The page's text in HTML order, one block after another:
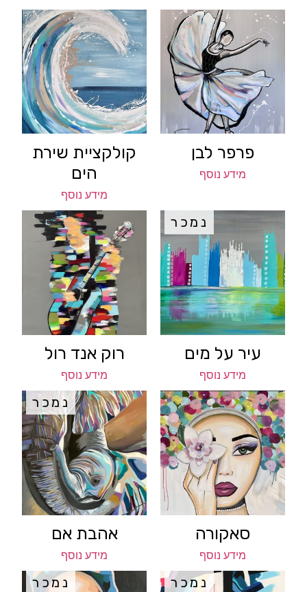
פרפר לבן
מידע נוסף
קולקציית שירת
הים
מידע נוסף
נמכר
עיר על מים
מידע נוסף
רוק אנד רול
מידע נוסף
סאקורה
מידע נוסף
נמכר
אהבת אם
מידע נוסף
נמכר נמכר